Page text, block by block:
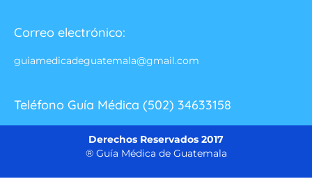
Correo electrónico:
guiamedicadeguatemala@gmail.com
Teléfono Guía Médica (502) 34633158
Derechos Reservados 2017
® Guía Médica de Guatemala